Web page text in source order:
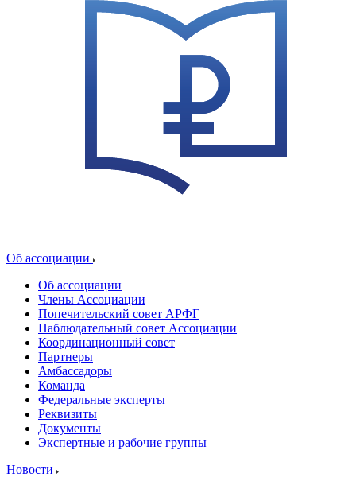
Об ассоциации
Об ассоциации
Члены Ассоциации
Попечительский совет АРФГ
Наблюдательный совет Ассоциации
Координационный совет
Партнеры
Амбассадоры
Команда
Федеральные эксперты
Реквизиты
Документы
Экспертные и рабочие группы
Новости